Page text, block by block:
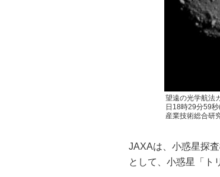
望遠の光学航法
日18時29分59
産業技術総合研
JAXAは、小惑星探
として、小惑星「ト